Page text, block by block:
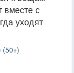
вместе с
уходят
(50+)